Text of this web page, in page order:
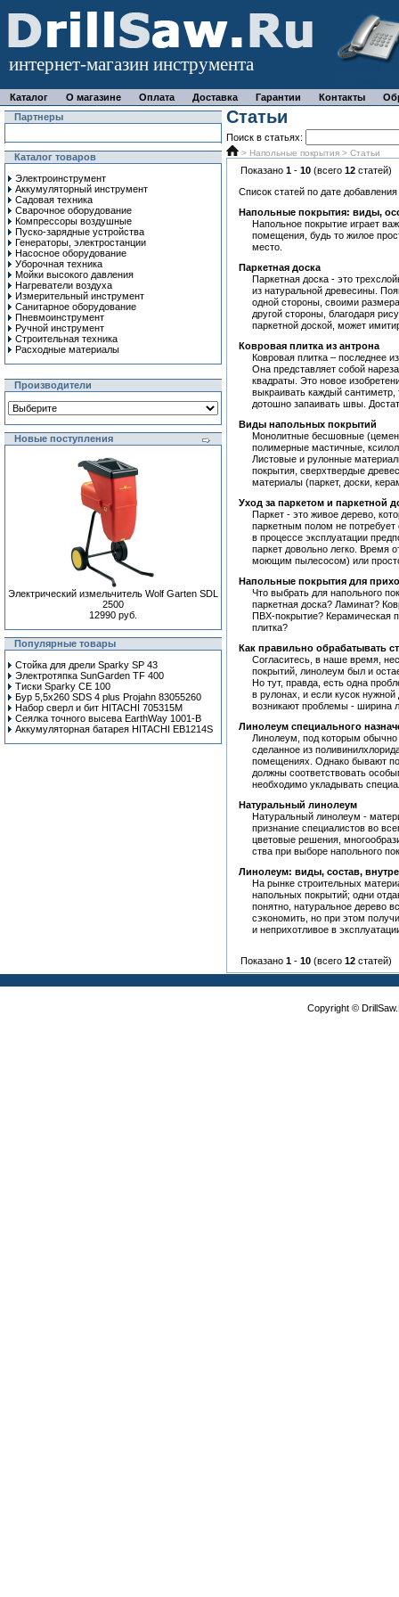
интернет-магазин инструмента
Каталог О магазине Оплата Доставка Гарантии Контакты
Партнеры
Каталог товаров
Электроинструмент
Аккумуляторный инструмент
Садовая техника
Сварочное оборудование
Компрессоры воздушные
Пуско-зарядные устройства
Генераторы, электростанции
Насосное оборудование
Уборочная техника
Мойки высокого давления
Нагреватели воздуха
Измерительный инструмент
Санитарное оборудование
Пневмоинструмент
Ручной инcтрумент
Строительная техника
Расходные материалы
Производители
Новые поступления
Электрический измельчитель Wolf Garten SDL
2500
12990 руб.
Популярные товары
Стойка для дрели Sparky SP 43
Электротяпка SunGarden TF 400
Тиски Sparky CE 100
Бур 5,5x260 SDS 4 plus Projahn 83055260
Набор сверл и бит HITACHI 705315M
Сеялка точного высева EarthWay 1001-B
Аккумуляторная батарея HITACHI EB1214S
Статьи
Поиск в статьях:
> Напольные покрытия > Статьи
Показано 1 - 10 (всего 12 статей)
Список статей по дате
Напольные покрытия: виды,
Напольное покрытие играет
помещения, будь то жилое
место.
Паркетная доска
Паркетная доска - это
из натуральной древесины.
одной стороны, своими
другой стороны, благодаря
паркетной доской, может
Ковровая плитка из антрона
Ковровая плитка – последнее
Она представляет собой
квадраты. Это новое
выкраивать каждый
дотошно запаивать швы.
Виды напольных покрытий
Монолитные бесшовные
полимерные мастичные,
Листовые и рулонные
покрытия, сверхтвердые
материалы (паркет, доски,
Уход за паркетом и паркетной
Паркет - это живое дерево,
паркетным полом не
в процессе эксплуатации
паркет довольно легко. Время
моющим пылесосом) или
Напольные покрытия для
Что выбрать для напольного
паркетная доска? Ламинат?
ПВХ-покрытие? Керамическая
плитка?
Как правильно обрабатывать
Согласитесь, в наше время,
покрытий, линолеум был и
Но тут, правда, есть одна
в рулонах, и если кусок
возникают проблемы - ширина
Линолеум специального
Линолеум, под которым
сделанное из
помещениях. Однако бывают
должны соответствовать
необходимо укладывать
Натуральный линолеум
Натуральный линолеум -
признание специалистов во
цветовые решения,
ства при выборе напольного
Линолеум: виды, состав,
На рынке строительных
напольных покрытий; одни
понятно, натуральное дерево
сэкономить, но при этом
и неприхотливое в
Показано 1 - 10 (всего 12 статей)
Copyright ©